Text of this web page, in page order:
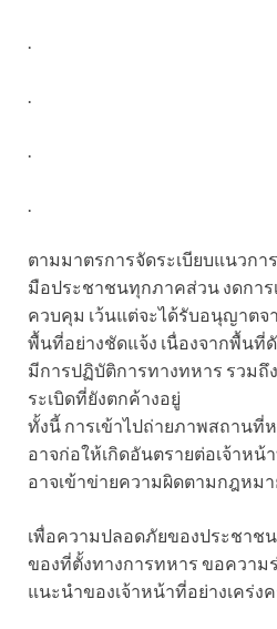
.
.
.
.
ตามมาตรการจัดระเบียบแนวกา
มือประชาชนทุกภาคส่วน งดกา
ควบคุม เว้นแต่จะได้รับอนุญาตจ
พื้นที่อย่างชัดแจ้ง เนื่องจากพื้นที่
มีการปฏิบัติการทางทหาร รวมถึ
ระเบิดที่ยังตกค้างอยู่
ทั้งนี้ การเข้าไปถ่ายภาพสถานที่
อาจก่อให้เกิดอันตรายต่อเจ้าหน้
อาจเข้าข่ายความผิดตามกฎหม
เพื่อความปลอดภัยของประชาช
ของที่ตั้งทางการทหาร ขอควา
แนะนำของเจ้าหน้าที่อย่างเคร่ง